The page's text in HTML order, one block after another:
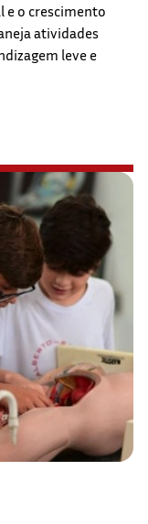
e o crescimento
atividades
leve e